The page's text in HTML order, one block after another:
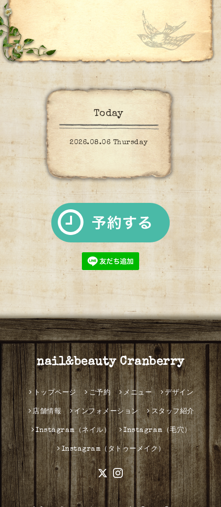
Today
2026.08.06 Thursday
nail&beauty Cranberry
トップページ ご予約 メニュー デザイン
店舗情報 インフォメーション スタッフ紹介
Instagram（ネイル） Instagram（毛穴）
Instagram（タトゥーメイク）